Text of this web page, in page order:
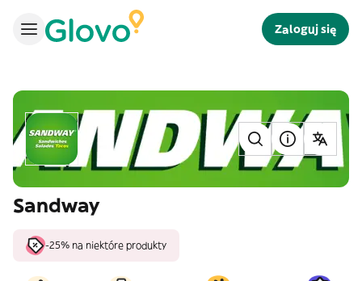
Zaloguj się
Sandway
-25% na niektóre produkty